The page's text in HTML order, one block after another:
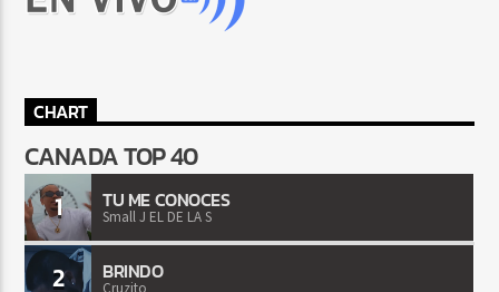
CHART
CANADA TOP 40
1 TU ME CONOCES
Small J EL DE LA S
2 BRINDO
Cruzito